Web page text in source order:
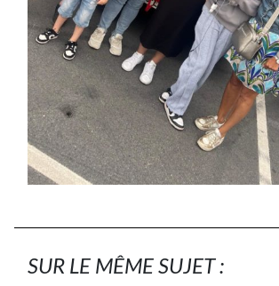
SUR LE MÊME SUJET :